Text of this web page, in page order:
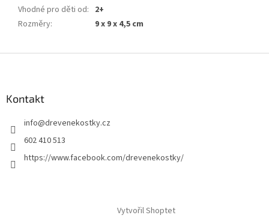
Vhodné pro děti od: 2+
Rozměry: 9 x 9 x 4,5 cm
Kontakt
info@drevenekostky.cz
602 410 513
https://www.facebook.com/drevenekostky/
Vytvořil Shoptet